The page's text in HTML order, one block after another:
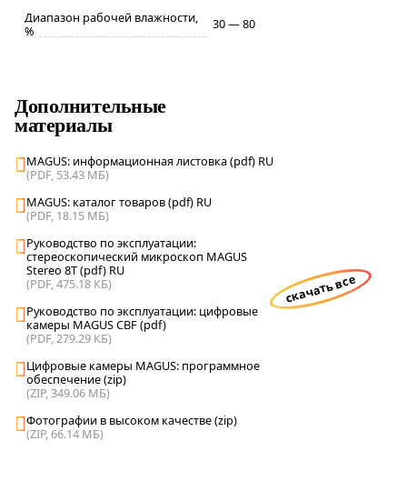
Диапазон рабочей влажности,
%
30 — 80
Дополнительные
материалы
MAGUS: информационная листовка (pdf) RU
(PDF, 53.43 МБ)
MAGUS: каталог товаров (pdf) RU
(PDF, 18.15 МБ)
Руководство по эксплуатации:
стереоскопический микроскоп MAGUS
Stereo 8T (pdf) RU
(PDF, 475.18 КБ)
Руководство по эксплуатации: цифровые
камеры MAGUS CBF (pdf)
(PDF, 279.29 КБ)
Цифровые камеры MAGUS: программное
обеспечение (zip)
(ZIP, 349.06 МБ)
Фотографии в высоком качестве (zip)
(ZIP, 66.14 МБ)
скачать все